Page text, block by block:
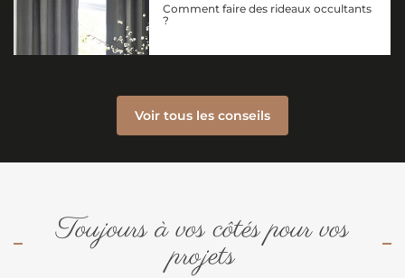
Comment faire des rideaux occultants
?
Voir tous les conseils
Toujours à vos côtés pour vos
projets